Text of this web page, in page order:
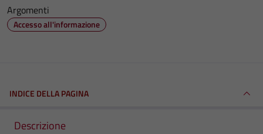
Argomenti
Accesso all'informazione
INDICE DELLA PAGINA
Descrizione